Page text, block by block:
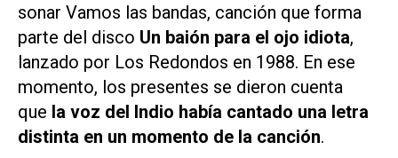
sonar Vamos las bandas, canción que forma
parte del disco Un baión para el ojo idiota,
lanzado por Los Redondos en 1988. En ese
momento, los presentes se dieron cuenta
que la voz del Indio había cantado una letra
distinta en un momento de la canción.